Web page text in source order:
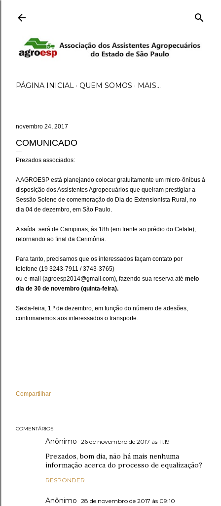
PÁGINA INICIAL QUEM SOMOS MAIS…
novembro 24, 2017
COMUNICADO
Prezados associados:
A AGROESP está planejando colocar gratuitamente um micro-ônibus à
disposição dos Assistentes Agropecuários que queiram prestigiar a
Sessão Solene de comemoração do Dia do Extensionista Rural, no
dia 04 de dezembro, em São Paulo.
A saída será de Campinas, às 18h (em frente ao prédio do Cetate),
retornando ao final da Cerimônia.
Para tanto, precisamos que os interessados façam contato por
telefone (19 3243-7911 / 3743-3765)
ou e-mail (agroesp2014@gmail.com), fazendo sua reserva até meio
dia de 30 de novembro (quinta-feira).
Sexta-feira, 1.º de dezembro, em função do número de adesões,
confirmaremos aos interessados o transporte.
Compartilhar
COMENTÁRIOS
Anônimo 26 de novembro de 2017 às 11:19
Prezados, bom dia, não há mais nenhuma
informação acerca do processo de equalização?
RESPONDER
Anônimo 28 de novembro de 2017 às 09:10